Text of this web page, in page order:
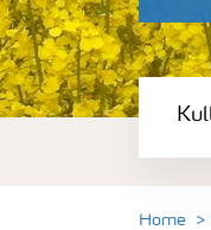
Home